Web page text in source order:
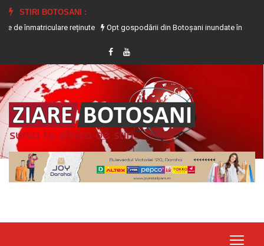
STIRI BOTOSANI :
reținute
Opt gospodării din Botoșani inundate în urma precipitațiilor